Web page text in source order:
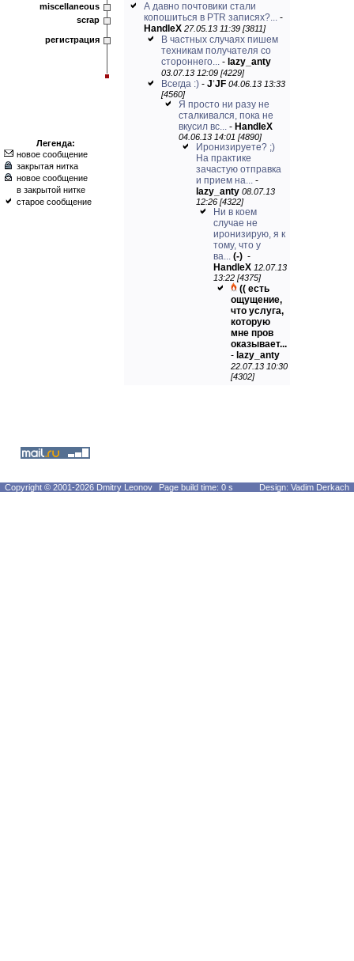
miscellaneous
scrap
регистрация
Легенда:
новое сообщение
закрытая нитка
новое сообщение
в закрытой нитке
старое сообщение
А давно почтовики стали
копошиться в PTR записях?... -
HandleX 27.05.13 11:39 [3811]
В частных случаях пишем
техникам получателя со
стороннего... - lazy_anty
03.07.13 12:09 [4229]
Всегда :) - J'JF 04.06.13 13:33
[4560]
Я просто ни разу не
сталкивался, пока не
вкусил вс... - HandleX
04.06.13 14:01 [4890]
Иронизируете? ;)
На практике
зачастую отправка
и прием на... -
lazy_anty 08.07.13
12:26 [4322]
Ни в коем
случае не
иронизирую, я к
тому, что у
ва... (-) -
HandleX 12.07.13
13:22 [4375]
(( есть
ощущение,
что услуга,
которую
мне пров
оказывает...
- lazy_anty
22.07.13 10:30
[4302]
Copyright © 2001-2026 Dmitry Leonov Page build time: 0 s Design: Vadim Derkach